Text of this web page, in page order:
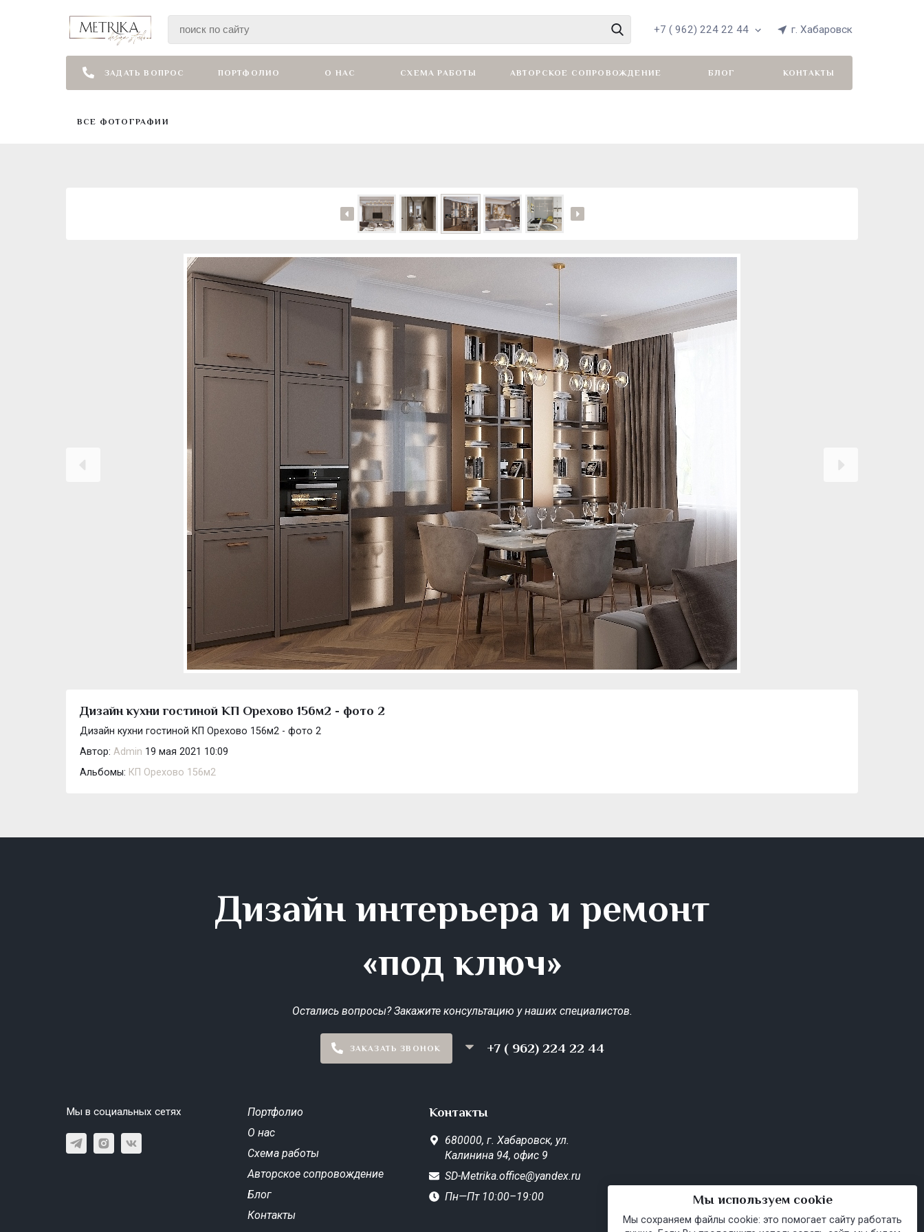
+7 ( 962) 224 22 44 г. Хабаровск
ЗАДАТЬ ВОПРОС ПОРТФОЛИО О НАС СХЕМА РАБОТЫ АВТОРСКОЕ СОПРОВОЖДЕНИЕ БЛОГ КОНТАКТЫ
ВСЕ ФОТОГРАФИИ
Дизайн кухни гостиной КП Орехово 156м2 - фото 2
Дизайн кухни гостиной КП Орехово 156м2 - фото 2
Автор: Admin 19 мая 2021 10:09
Альбомы: КП Орехово 156м2
Дизайн интерьера и ремонт
«под ключ»
Остались вопросы? Закажите консультацию у наших специалистов.
ЗАКАЗАТЬ ЗВОНОК +7 ( 962) 224 22 44
Мы в социальных сетях
Портфолио
О нас
Схема работы
Авторское сопровождение
Блог
Контакты
Контакты
680000, г. Хабаровск, ул.
Калинина 94, офис 9
SD-Metrika.office@yandex.ru
Пн—Пт 10:00–19:00
Мы используем cookie
Мы сохраняем файлы cookie: это помогает сайту работать